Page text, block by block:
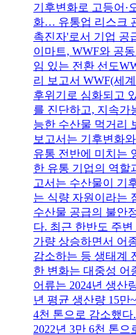
기후변화로 고등어·
화… 유통업 리스크
촉진자'로서 기업 공
이마트, WWF와 공
임 있는 전환 선도
리 보고서 WWF(세
후위기로 심화되고
를 진단하고, 지속가
능한 수산물 먹거리
보고서는 기후변화
유통 전반에 미치는
한 유통 기업의 역할
고서는 수산물이 기
는 식량 자원이라는
수산물 공급의 불안
다. 최근 한반도 주
가량 상승하면서 어
감소하는 등 생태계
한 변화는 대중성 어
어류는 2024년 생산
년 평균 생산량 15만
4천 톤으로 감소했다
2022년 3만 6천 톤